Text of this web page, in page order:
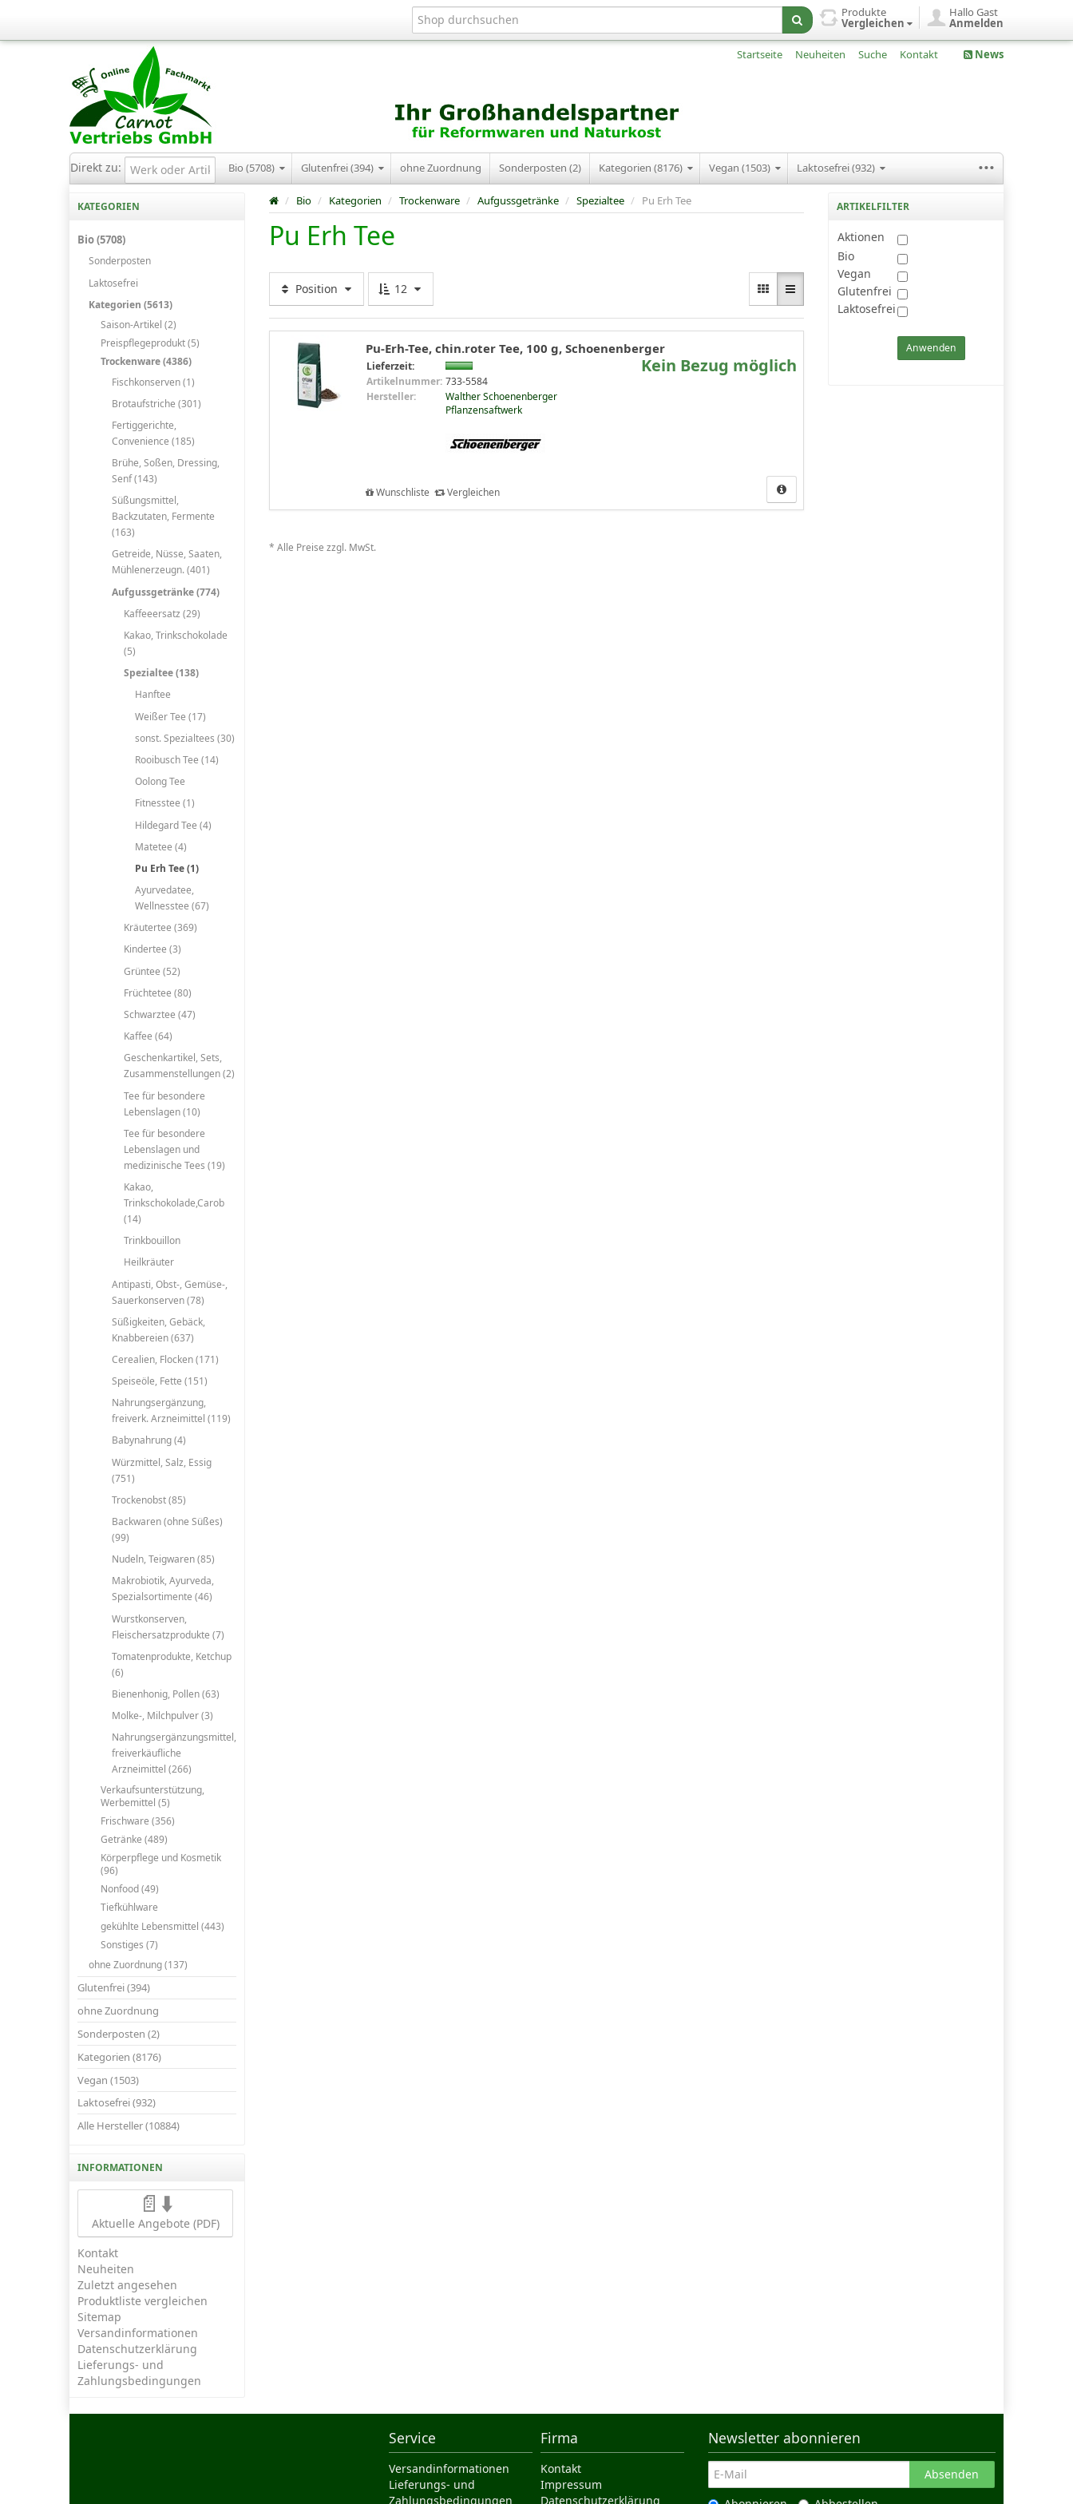
Hallo Gast
Anmelden
Produkte
Vergleichen
Startseite Neuheiten Suche Kontakt News
Direkt zu: Bio (5708) Glutenfrei (394) ohne Zuordnung Sonderposten (2) Kategorien (8176) Vegan (1503) Laktosefrei (932) ...
KATEGORIEN
Bio (5708)
Sonderposten
Laktosefrei
Kategorien (5613)
Saison-Artikel (2)
Preispflegeprodukt (5)
Trockenware (4386)
Fischkonserven (1)
Brotaufstriche (301)
Fertiggerichte,
Convenience (185)
Brühe, Soßen, Dressing,
Senf (143)
Süßungsmittel,
Backzutaten, Fermente
(163)
Getreide, Nüsse, Saaten,
Mühlenerzeugn. (401)
Aufgussgetränke (774)
Kaffeeersatz (29)
Kakao, Trinkschokolade
(5)
Spezialtee (138)
Hanftee
Weißer Tee (17)
sonst. Spezialtees (30)
Rooibusch Tee (14)
Oolong Tee
Fitnesstee (1)
Hildegard Tee (4)
Matetee (4)
Pu Erh Tee (1)
Ayurvedatee,
Wellnesstee (67)
Kräutertee (369)
Kindertee (3)
Grüntee (52)
Früchtetee (80)
Schwarztee (47)
Kaffee (64)
Geschenkartikel, Sets,
Zusammenstellungen (2)
Tee für besondere
Lebenslagen (10)
Tee für besondere
Lebenslagen und
medizinische Tees (19)
Kakao,
Trinkschokolade,Carob
(14)
Trinkbouillon
Heilkräuter
Antipasti, Obst-, Gemüse-,
Sauerkonserven (78)
Süßigkeiten, Gebäck,
Knabbereien (637)
Cerealien, Flocken (171)
Speiseöle, Fette (151)
Nahrungsergänzung,
freiverk. Arzneimittel (119)
Babynahrung (4)
Würzmittel, Salz, Essig
(751)
Trockenobst (85)
Backwaren (ohne Süßes)
(99)
Nudeln, Teigwaren (85)
Makrobiotik, Ayurveda,
Spezialsortimente (46)
Wurstkonserven,
Fleischersatzprodukte (7)
Tomatenprodukte, Ketchup
(6)
Bienenhonig, Pollen (63)
Molke-, Milchpulver (3)
Nahrungsergänzungsmittel,
freiverkäufliche
Arzneimittel (266)
Verkaufsunterstützung,
Werbemittel (5)
Frischware (356)
Getränke (489)
Körperpflege und Kosmetik
(96)
Nonfood (49)
Tiefkühlware
gekühlte Lebensmittel (443)
Sonstiges (7)
ohne Zuordnung (137)
Glutenfrei (394)
ohne Zuordnung
Sonderposten (2)
Kategorien (8176)
Vegan (1503)
Laktosefrei (932)
Alle Hersteller (10884)
INFORMATIONEN
📄⬇️
Aktuelle Angebote (PDF)
Kontakt
Neuheiten
Zuletzt angesehen
Produktliste vergleichen
Sitemap
Versandinformationen
Datenschutzerklärung
Lieferungs- und
Zahlungsbedingungen
/ Bio / Kategorien / Trockenware / Aufgussgetränke / Spezialtee / Pu Erh Tee
Pu Erh Tee
Position 12
Pu-Erh-Tee, chin.roter Tee, 100 g, Schoenenberger
Lieferzeit:
Artikelnummer: 733-5584
Hersteller:
Walther Schoenenberger
Pflanzensaftwerk
Kein Bezug möglich
Wunschliste Vergleichen
* Alle Preise zzgl. MwSt.
ARTIKELFILTER
Aktionen
Bio
Vegan
Glutenfrei
Laktosefrei
Service
Versandinformationen
Lieferungs- und
Zahlungsbedingungen
Firma
Kontakt
Impressum
Datenschutzerklärung
Newsletter abonnieren
Absenden